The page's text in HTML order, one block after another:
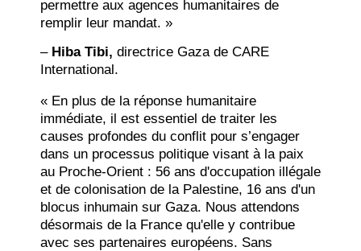
permettre aux agences humanitaires de
remplir leur mandat. »
– Hiba Tibi, directrice Gaza de CARE
International.
« En plus de la réponse humanitaire
immédiate, il est essentiel de traiter les
causes profondes du conflit pour s’engager
dans un processus politique visant à la paix
au Proche-Orient : 56 ans d'occupation illégale
et de colonisation de la Palestine, 16 ans d'un
blocus inhumain sur Gaza. Nous attendons
désormais de la France qu'elle y contribue
avec ses partenaires européens. Sans